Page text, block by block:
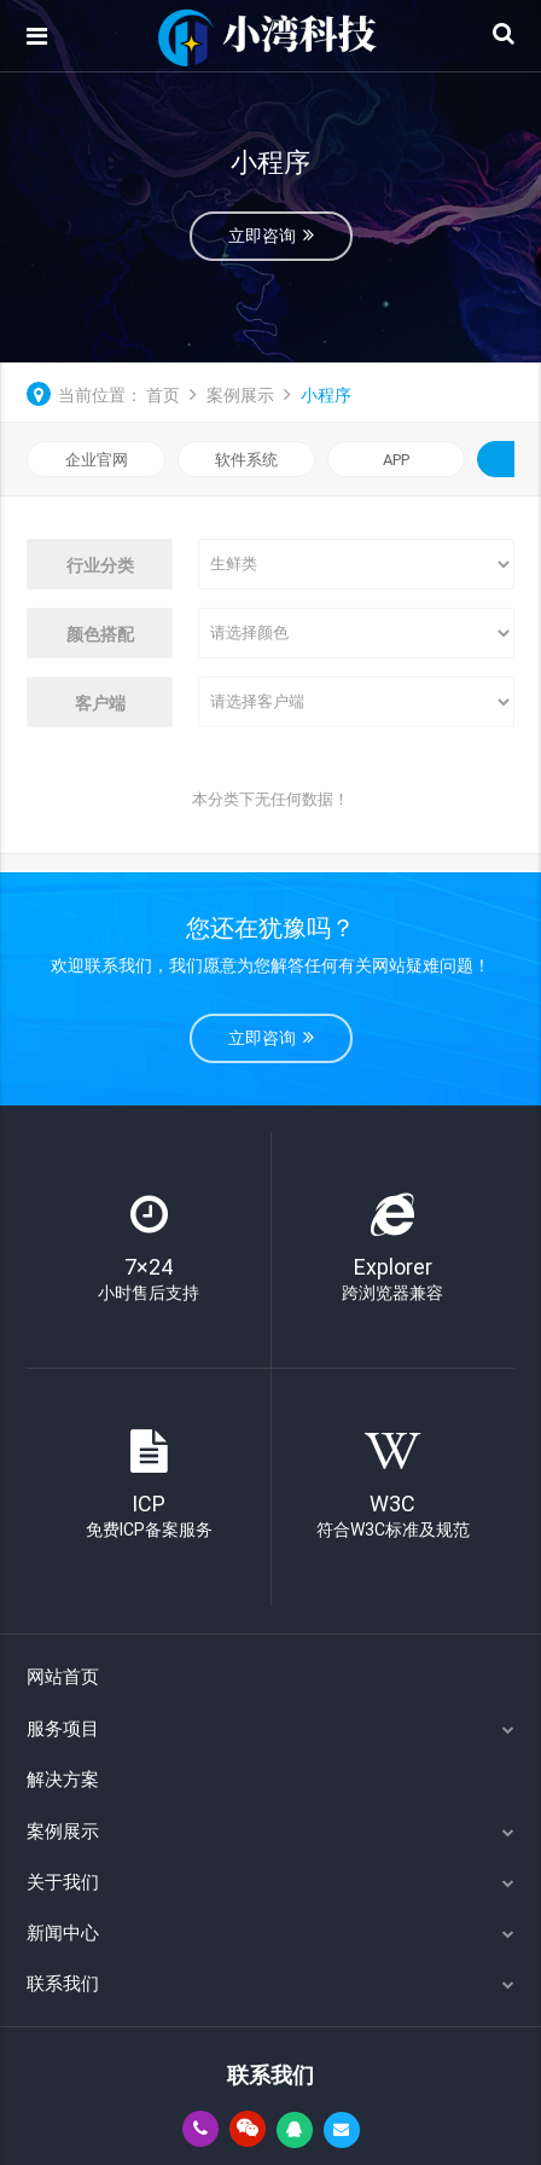
小程序
立即咨询
当前位置： 首页 案例展示 小程序
企业官网 软件系统 APP
行业分类
颜色搭配
客户端
本分类下无任何数据！
您还在犹豫吗？
欢迎联系我们，我们愿意为您解答任何有关网站疑难问题！
立即咨询
7×24
小时售后支持
Explorer
跨浏览器兼容
ICP
免费ICP备案服务
W3C
符合W3C标准及规范
网站首页
服务项目
解决方案
案例展示
关于我们
新闻中心
联系我们
联系我们